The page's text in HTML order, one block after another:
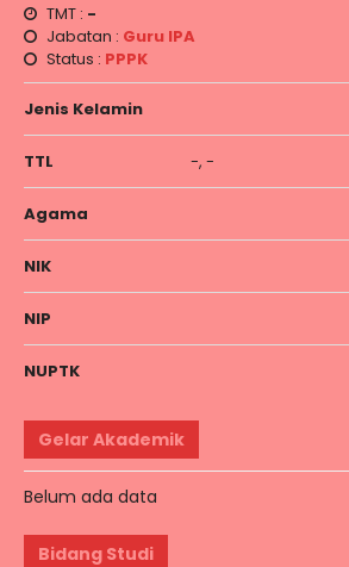
TMT : -
Jabatan : Guru IPA
Status : PPPK
Jenis Kelamin
TTL -, -
Agama
NIK
NIP
NUPTK
Gelar Akademik
Belum ada data
Bidang Studi